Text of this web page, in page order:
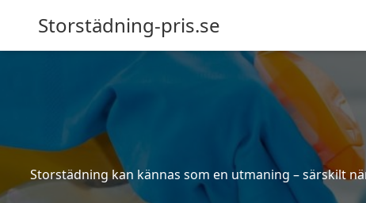
Storstädning-pris.se
Storstädning kan kännas som en utmaning – särskilt